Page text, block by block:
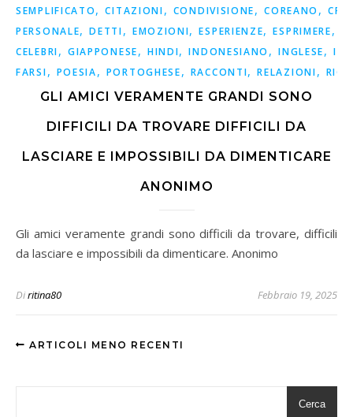
SEMPLIFICATO,CITAZIONI, CONDIVISIONE,COREANO ,
PERSONALE,DETTI, EMOZIONI,ESPERIENZE,ESPRIMERE,
CELEBRI, GIAPPONESE, HINDI,INDONESIANO ,INGLESE,
FARSI, POESIA, PORTOGHESE, RACCONTI,RELAZIONI,
GLI AMICI VERAMENTE GRANDI SONO
DIFFICILI DA TROVARE DIFFICILI DA
LASCIARE E IMPOSSIBILI DA DIMENTICARE
ANONIMO
Gli amici veramente grandi sono difficili da trovare, difficili
da lasciare e impossibili da dimenticare. Anonimo
Diritina80 Febbraio 19, 2025
ARTICOLI MENO RECENTI
Cerca